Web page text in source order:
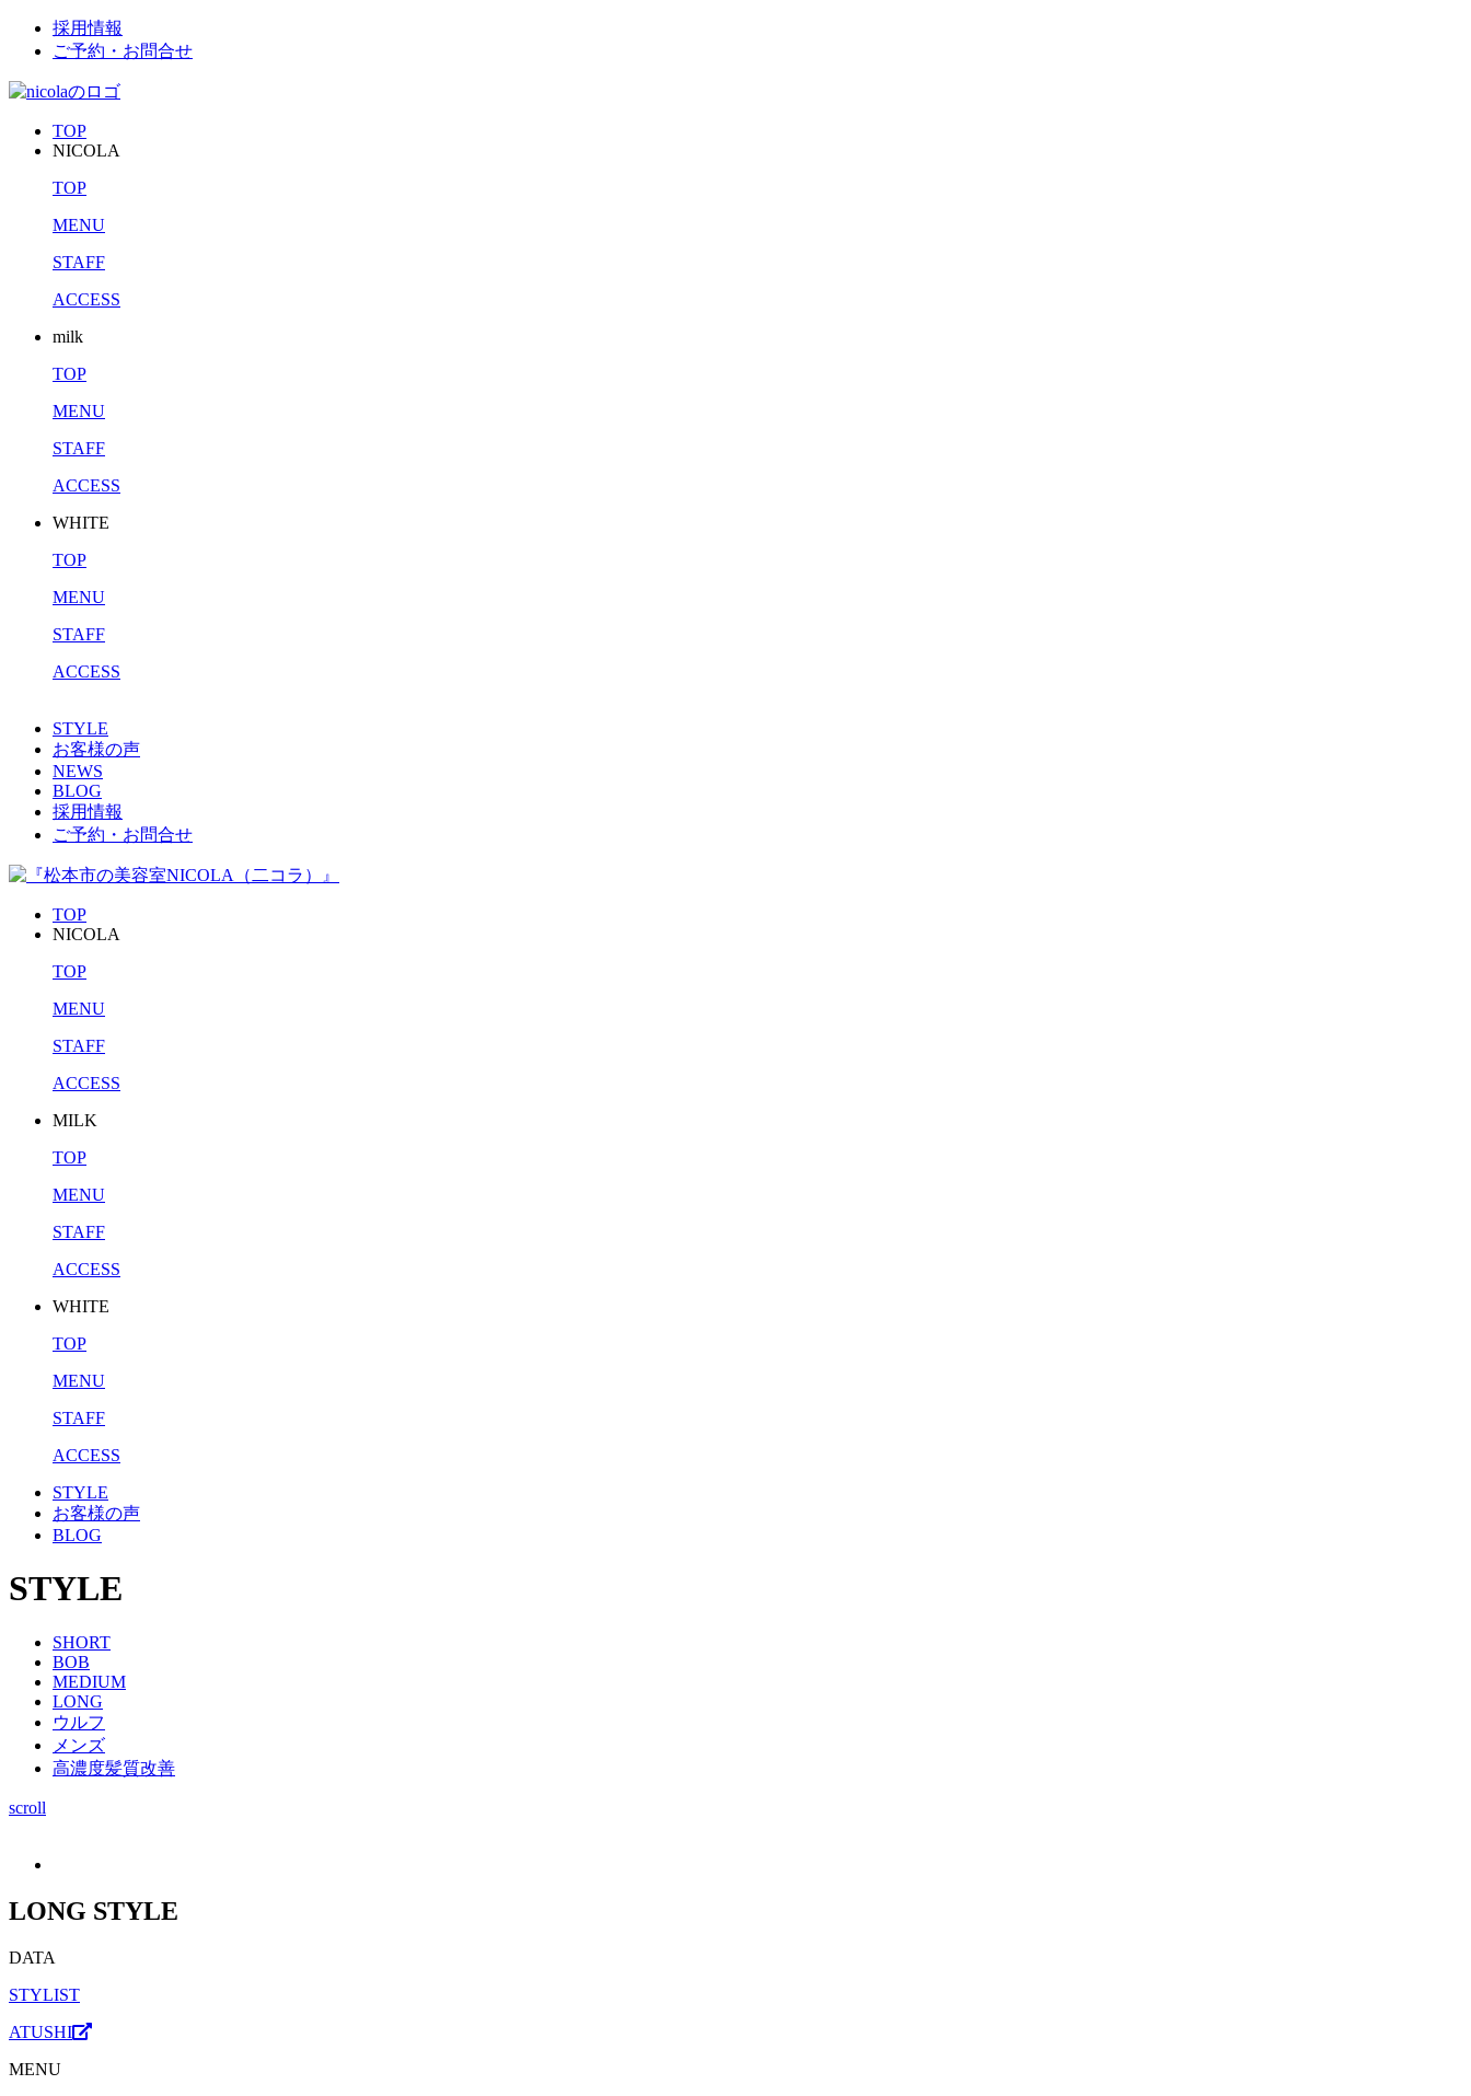
採用情報
ご予約・お問合せ
TOP
NICOLA
TOP
MENU
STAFF
ACCESS
milk
TOP
MENU
STAFF
ACCESS
WHITE
TOP
MENU
STAFF
ACCESS
STYLE
お客様の声
NEWS
BLOG
採用情報
ご予約・お問合せ
TOP
NICOLA
TOP
MENU
STAFF
ACCESS
MILK
TOP
MENU
STAFF
ACCESS
WHITE
TOP
MENU
STAFF
ACCESS
STYLE
お客様の声
BLOG
STYLE
SHORT
BOB
MEDIUM
LONG
ウルフ
メンズ
高濃度髪質改善
scroll
LONG STYLE
DATA
STYLIST
ATUSHI
MENU